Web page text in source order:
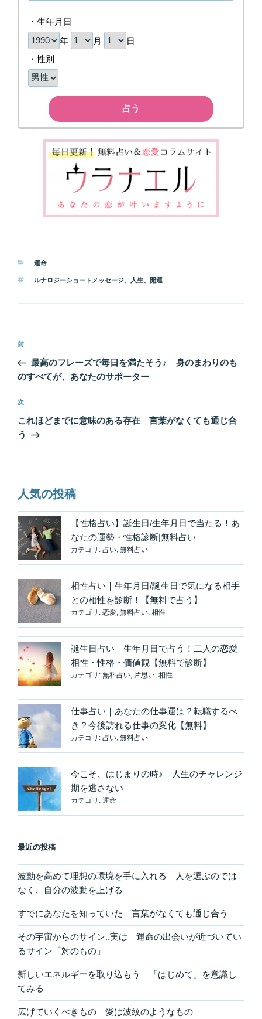
・生年月日
年
月
日
・性別
占う
カ
ゴ
ー
運命
タ
ルナロジーショートメッセージ、 人生、 開運
投
ナ
ゲ
ー
シ
前
の
投
前
最高のフレーズで毎日を満たそう♪ 身のまわりのも
のすべてが、あなたのサポーター
次
の
投
次
これほどまでに意味のある存在 言葉がなくても通じ合
う
人気の投稿
【性格占い】誕生日/生年月日で当たる！あ
なたの運勢・性格診断|無料占い
カテゴリ: 占い, 無料占い
相性占い｜生年月日/誕生日で気になる相手
との相性を診断！【無料で占う】
カテゴリ: 恋愛, 無料占い, 相性
誕生日占い｜生年月日で占う！二人の恋愛
相性・性格・価値観【無料で診断】
カテゴリ: 無料占い, 片思い, 相性
仕事占い｜あなたの仕事運は？転職するべ
き？今後訪れる仕事の変化【無料】
カテゴリ: 占い, 無料占い
今こそ、はじまりの時♪ 人生のチャレンジ
期を逃さない
カテゴリ: 運命
最近の投稿
波動を高めて理想の環境を手に入れる 人を選ぶのでは
なく、自分の波動を上げる
すでにあなたを知っていた 言葉がなくても通じ合う
その宇宙からのサイン..実は 運命の出会いが近づいてい
るサイン「対のもの」
新しいエネルギーを取り込もう 「はじめて」を意識し
てみる
広げていくべきもの 愛は波紋のようなもの